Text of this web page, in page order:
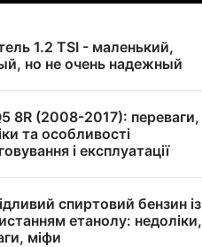
1.2 TSI - маленький,
но не очень надежный
8R (2008-2017): переваги,
та особливості
і експлуатації
спиртовий бензин із
етанолу: недоліки,
міфи